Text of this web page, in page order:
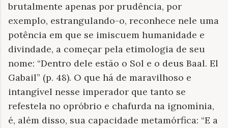
brutalmente apenas por prudência, por
exemplo, estrangulando-o, reconhece nele uma
potência em que se imiscuem humanidade e
divindade, a começar pela etimologia de seu
nome: “Dentro dele estão o Sol e o deus Baal. El
Gabail” (p. 48). O que há de maravilhoso e
intangível nesse imperador que tanto se
refestela no opróbrio e chafurda na ignomínia,
é, além disso, sua capacidade metamórfica: “E a